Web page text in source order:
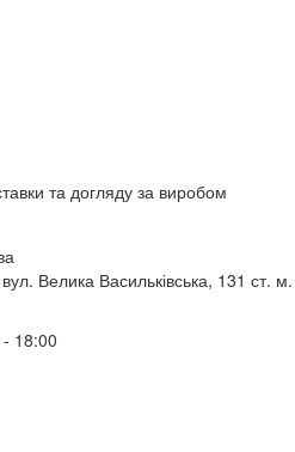
та догляду за виробом
вул. Велика Васильківська, 131 ст. м.
18:00